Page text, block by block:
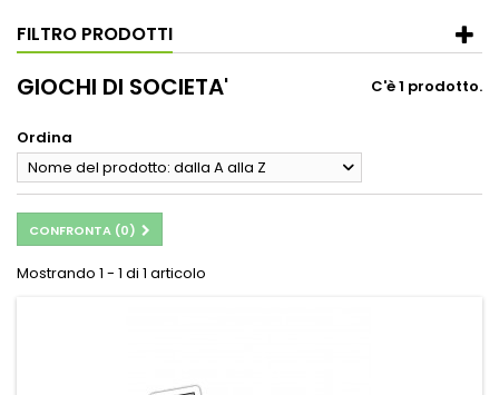
FILTRO PRODOTTI
GIOCHI DI SOCIETA' C'è 1 prodotto.
Ordina
Nome del prodotto: dalla A alla Z
CONFRONTA (0)
Mostrando 1 - 1 di 1 articolo